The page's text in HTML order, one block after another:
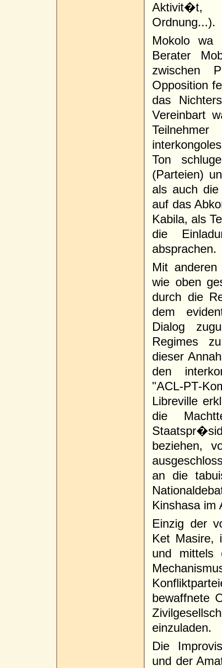
Aktivit�t,
Ordnung...).
Mokolo wa
Berater
zwischen
Opposition
das
Vereinbart
Ton
(Parteien)
als auch
auf das
Kabila, als
die
absprachen.
Mit
wie oben
durch die
dem
Dialog
Regimes
dieser
den
"ACL-PT-
Libreville
die
beziehen,
an die
Kinshasa im
Einzig der
Ket Masire,
und mittels
bewaffnete
einzuladen.
Die
und der